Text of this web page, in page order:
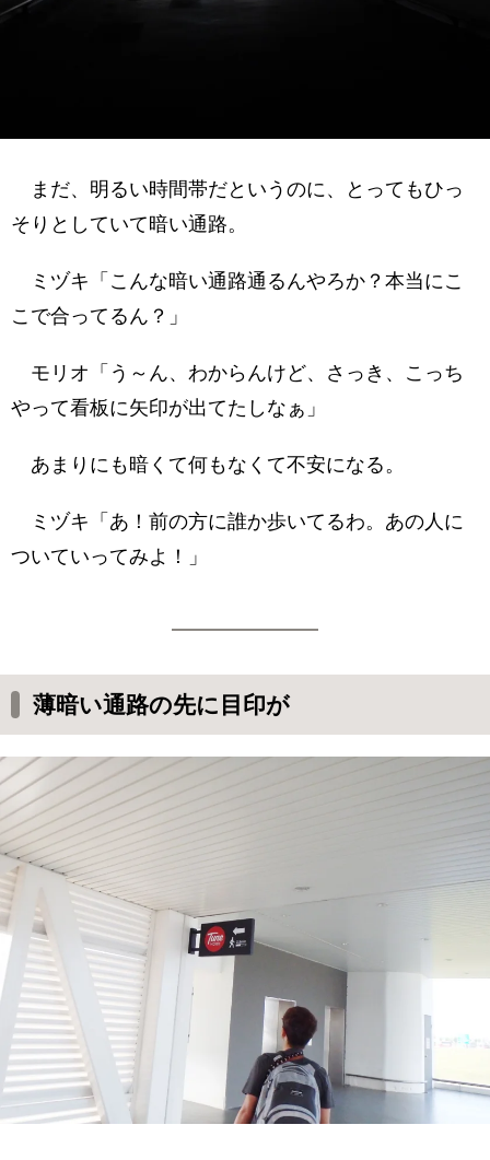
まだ、明るい時間帯だというのに、とってもひっ
そりとしていて暗い通路。
ミヅキ「こんな暗い通路通るんやろか？本当にこ
こで合ってるん？」
モリオ「う～ん、わからんけど、さっき、こっち
やって看板に矢印が出てたしなぁ」
あまりにも暗くて何もなくて不安になる。
ミヅキ「あ！前の方に誰か歩いてるわ。あの人に
ついていってみよ！」
薄暗い通路の先に目印が